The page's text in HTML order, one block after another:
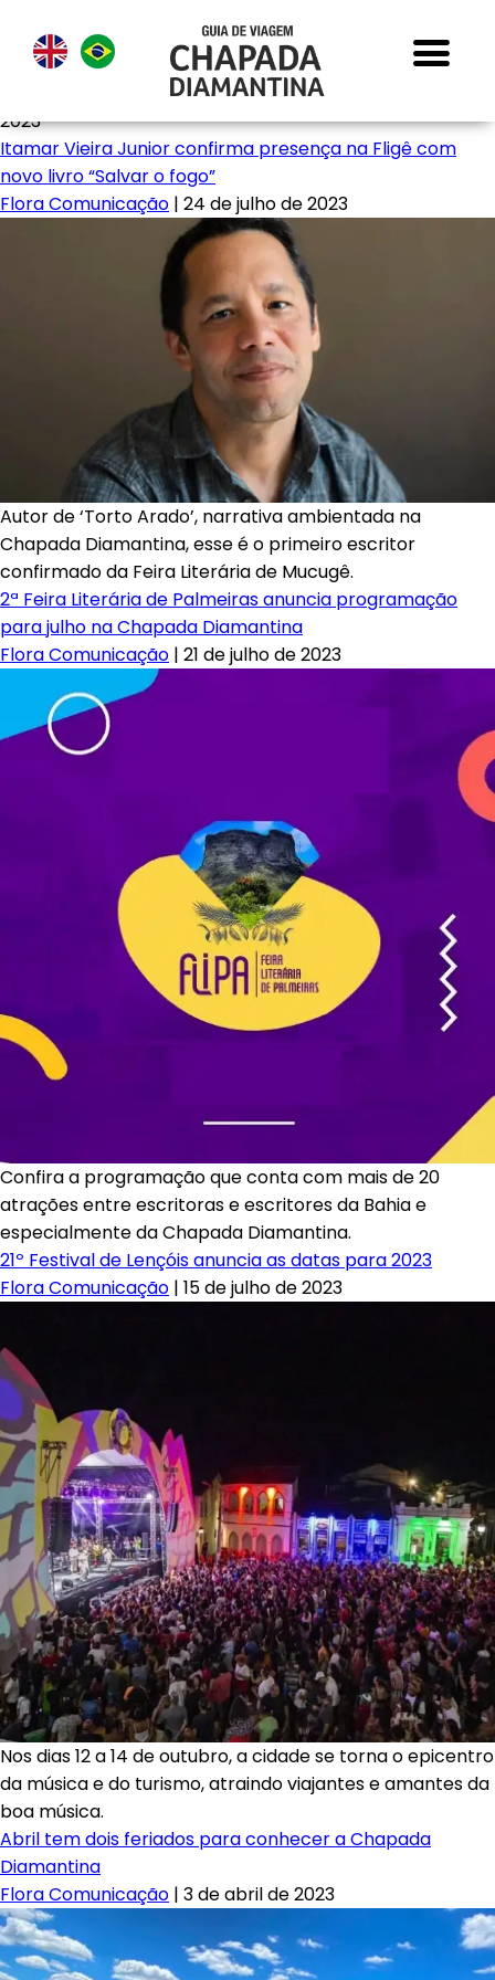
2023
Itamar Vieira Junior confirma presença na Fligê com
novo livro “Salvar o fogo”
Flora Comunicação | 24 de julho de 2023
Autor de ‘Torto Arado’, narrativa ambientada na
Chapada Diamantina, esse é o primeiro escritor
confirmado da Feira Literária de Mucugê.
2ª Feira Literária de Palmeiras anuncia programação
para julho na Chapada Diamantina
Flora Comunicação | 21 de julho de 2023
Confira a programação que conta com mais de 20
atrações entre escritoras e escritores da Bahia e
especialmente da Chapada Diamantina.
21º Festival de Lençóis anuncia as datas para 2023
Flora Comunicação | 15 de julho de 2023
Nos dias 12 a 14 de outubro, a cidade se torna o epicentro
da música e do turismo, atraindo viajantes e amantes da
boa música.
Abril tem dois feriados para conhecer a Chapada
Diamantina
Flora Comunicação | 3 de abril de 2023